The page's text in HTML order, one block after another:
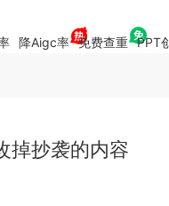
降Aigc率 免费查重 PPT
掉抄袭的内容